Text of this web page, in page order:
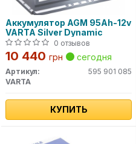
Аккумулятор AGM 95Ah-12v
VARTA Silver Dynamic
0 отзывов
10 440 грн сегодня
Артикул:
595 901 085
VARTA
КУПИТЬ